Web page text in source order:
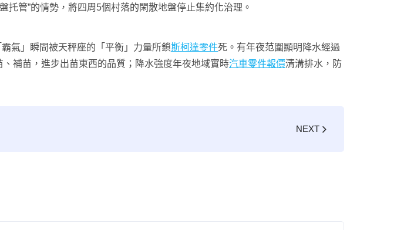
管”的情勢，將四周5個村落的閑散地盤停止集約化治理。
氣」瞬間被天秤座的「平衡」力量所鎖斯柯達零件死。有年夜范圍顯明降水經過
、補苗，進步出苗東西的品質；降水強度年夜地域實時汽車零件報價清溝排水，防
NEXT